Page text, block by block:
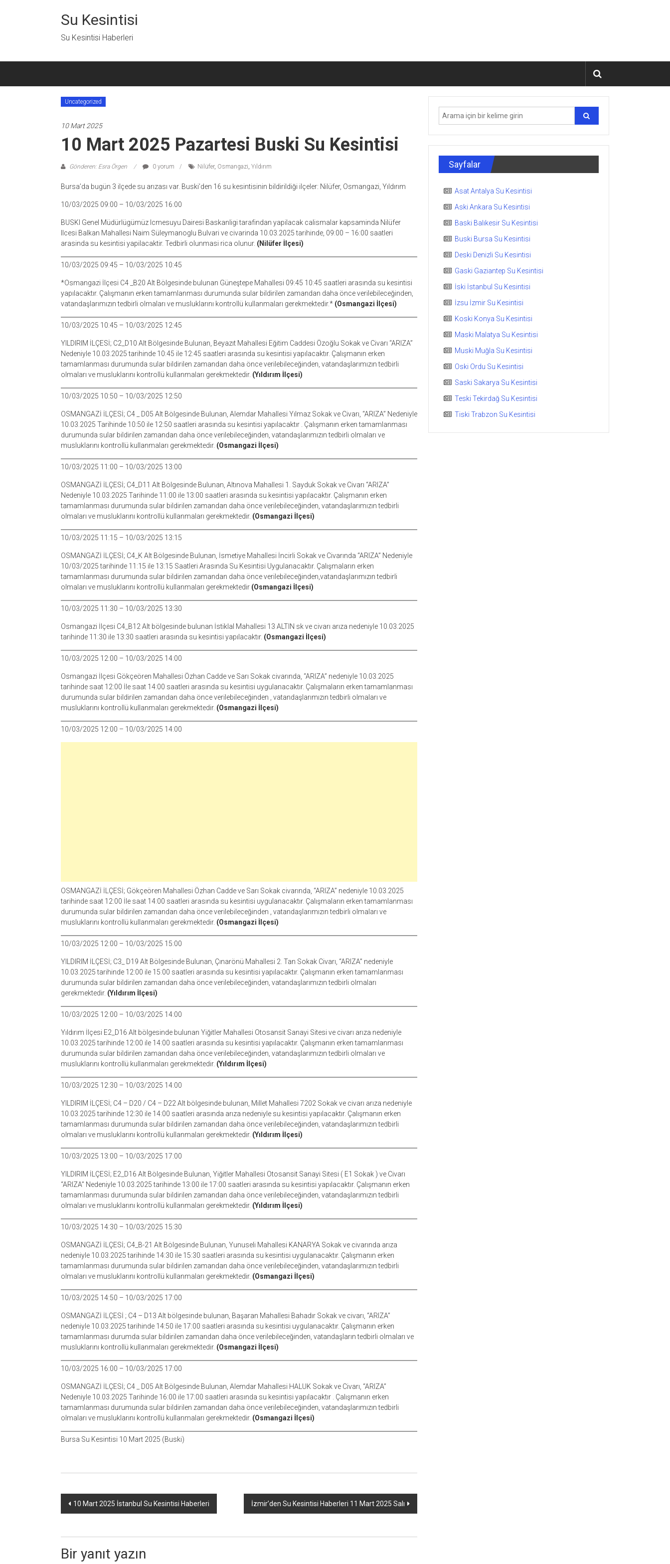
Su Kesintisi
Su Kesintisi Haberleri
Uncategorized
10 Mart 2025
10 Mart 2025 Pazartesi Buski Su Kesintisi
Gönderen: Esra Örgen 0 yorum Nilüfer, Osmangazi, Yıldırım
Bursa’da bugün 3 ilçede su arızası var. Buski’den 16 su kesintisinin bildirildiği ilçeler: Nilüfer, Osmangazi, Yıldırım
10/03/2025 09:00 – 10/03/2025 16:00
BUSKI Genel Müdürlügümüz Icmesuyu Dairesi Baskanligi tarafindan yapilacak calismalar kapsaminda Nilüfer
Ilcesi Balkan Mahallesi Naim Süleymanoglu Bulvari ve civarinda 10.03.2025 tarihinde, 09:00 – 16:00 saatleri
arasinda su kesintisi yapilacaktir. Tedbirli olunmasi rica olunur. (Nilüfer İlçesi)
10/03/2025 09:45 – 10/03/2025 10:45
*Osmangazi İlçesi C4 _B20 Alt Bölgesinde bulunan Güneştepe Mahallesi 09:45 10:45 saatleri arasında su kesintisi
yapılacaktır. Çalışmanın erken tamamlanması durumunda sular bildirilen zamandan daha önce verilebileceğinden,
vatandaşlarımızın tedbirli olmaları ve musluklarını kontrollü kullanmaları gerekmektedir.* (Osmangazi İlçesi)
10/03/2025 10:45 – 10/03/2025 12:45
YILDIRIM İLÇESİ; C2_D10 Alt Bölgesinde Bulunan, Beyazıt Mahallesi Eğitim Caddesi Özoğlu Sokak ve Civarı “ARIZA”
Nedeniyle 10.03.2025 tarihinde 10:45 ile 12:45 saatleri arasında su kesintisi yapılacaktır. Çalışmanın erken
tamamlanması durumunda sular bildirilen zamandan daha önce verilebileceğinden, vatandaşlarımızın tedbirli
olmaları ve musluklarını kontrollü kullanmaları gerekmektedir. (Yıldırım İlçesi)
10/03/2025 10:50 – 10/03/2025 12:50
OSMANGAZİ İLÇESİ; C4 _ D05 Alt Bölgesinde Bulunan, Alemdar Mahallesi Yılmaz Sokak ve Civarı, “ARIZA” Nedeniyle
10.03.2025 Tarihinde 10:50 ile 12:50 saatleri arasında su kesintisi yapılacaktır . Çalışmanın erken tamamlanması
durumunda sular bildirilen zamandan daha önce verilebileceğinden, vatandaşlarımızın tedbirli olmaları ve
musluklarını kontrollü kullanmaları gerekmektedir. (Osmangazi İlçesi)
10/03/2025 11:00 – 10/03/2025 13:00
OSMANGAZİ İLÇESİ; C4_D11 Alt Bölgesinde Bulunan, Altınova Mahallesi 1. Sayduk Sokak ve Civarı “ARIZA”
Nedeniyle 10.03.2025 Tarihinde 11:00 ile 13:00 saatleri arasında su kesintisi yapılacaktır. Çalışmanın erken
tamamlanması durumunda sular bildirilen zamandan daha önce verilebileceğinden, vatandaşlarımızın tedbirli
olmaları ve musluklarını kontrollü kullanmaları gerekmektedir. (Osmangazi İlçesi)
10/03/2025 11:15 – 10/03/2025 13:15
OSMANGAZİ İLÇESİ; C4_K Alt Bölgesinde Bulunan, İsmetiye Mahallesi İncirli Sokak ve Civarında “ARIZA” Nedeniyle
10/03/2025 tarihinde 11:15 ile 13:15 Saatleri Arasında Su Kesintisi Uygulanacaktır. Çalışmaların erken
tamamlanması durumunda sular bildirilen zamandan daha önce verilebileceğinden,vatandaşlarımızın tedbirli
olmaları ve musluklarını kontrollü kullanmaları gerekmektedir (Osmangazi İlçesi)
10/03/2025 11:30 – 10/03/2025 13:30
Osmangazi İlçesi C4_B12 Alt bölgesinde bulunan İstiklal Mahallesi 13 ALTIN sk ve civarı arıza nedeniyle 10.03.2025
tarihinde 11:30 ile 13:30 saatleri arasında su kesintisi yapılacaktır. (Osmangazi İlçesi)
10/03/2025 12:00 – 10/03/2025 14:00
Osmangazi İlçesi Gökçeören Mahallesi Özhan Cadde ve Sarı Sokak civarında, “ARIZA” nedeniyle 10.03.2025
tarihinde saat 12:00 İle saat 14:00 saatleri arasında su kesintisi uygulanacaktır. Çalışmaların erken tamamlanması
durumunda sular bildirilen zamandan daha önce verilebileceğinden , vatandaşlarımızın tedbirli olmaları ve
musluklarını kontrollü kullanmaları gerekmektedir. (Osmangazi İlçesi)
10/03/2025 12:00 – 10/03/2025 14:00
OSMANGAZİ İLÇESİ; Gökçeören Mahallesi Özhan Cadde ve Sarı Sokak civarında, “ARIZA” nedeniyle 10.03.2025
tarihinde saat 12:00 İle saat 14:00 saatleri arasında su kesintisi uygulanacaktır. Çalışmaların erken tamamlanması
durumunda sular bildirilen zamandan daha önce verilebileceğinden , vatandaşlarımızın tedbirli olmaları ve
musluklarını kontrollü kullanmaları gerekmektedir. (Osmangazi İlçesi)
10/03/2025 12:00 – 10/03/2025 15:00
YILDIRIM İLÇESİ; C3_ D19 Alt Bölgesinde Bulunan, Çınarönü Mahallesi 2. Tan Sokak Civarı, “ARIZA” nedeniyle
10.03.2025 tarihinde 12:00 ile 15:00 saatleri arasında su kesintisi yapılacaktır. Çalışmanın erken tamamlanması
durumunda sular bildirilen zamandan daha önce verilebileceğinden, vatandaşlarımızın tedbirli olmaları
gerekmektedir. (Yıldırım İlçesi)
10/03/2025 12:00 – 10/03/2025 14:00
Yıldırım İlçesi E2_D16 Alt bölgesinde bulunan Yiğitler Mahallesi Otosansit Sanayi Sitesi ve civarı arıza nedeniyle
10.03.2025 tarihinde 12:00 ile 14:00 saatleri arasında su kesintisi yapılacaktır. Çalışmanın erken tamamlanması
durumunda sular bildirilen zamandan daha önce verilebileceğinden, vatandaşlarımızın tedbirli olmaları ve
musluklarını kontrollü kullanmaları gerekmektedir. (Yıldırım İlçesi)
10/03/2025 12:30 – 10/03/2025 14:00
YILDIRIM İLÇESİ; C4 – D20 / C4 – D22 Alt bölgesinde bulunan, Millet Mahallesi 7202 Sokak ve civarı arıza nedeniyle
10.03.2025 tarihinde 12:30 ile 14:00 saatleri arasında arıza nedeniyle su kesintisi yapılacaktır. Çalışmanın erken
tamamlanması durumunda sular bildirilen zamandan daha önce verilebileceğinden, vatandaşlarımızın tedbirli
olmaları ve musluklarını kontrollü kullanmaları gerekmektedir. (Yıldırım İlçesi)
10/03/2025 13:00 – 10/03/2025 17:00
YILDIRIM İLÇESİ; E2_D16 Alt Bölgesinde Bulunan, Yiğitler Mahallesi Otosansit Sanayi Sitesi ( E1 Sokak ) ve Civarı
“ARIZA” Nedeniyle 10.03.2025 tarihinde 13:00 ile 17:00 saatleri arasında su kesintisi yapılacaktır. Çalışmanın erken
tamamlanması durumunda sular bildirilen zamandan daha önce verilebileceğinden, vatandaşlarımızın tedbirli
olmaları ve musluklarını kontrollü kullanmaları gerekmektedir. (Yıldırım İlçesi)
10/03/2025 14:30 – 10/03/2025 15:30
OSMANGAZİ İLÇESİ; C4_B-21 Alt Bölgesinde Bulunan, Yunuseli Mahallesi KANARYA Sokak ve civarında arıza
nedeniyle 10.03.2025 tarihinde 14:30 ile 15:30 saatleri arasında su kesintisi uygulanacaktır. Çalışmanın erken
tamamlanması durumunda sular bildirilen zamandan daha önce verilebileceğinden, vatandaşlarımızın tedbirli
olmaları ve musluklarını kontrollü kullanmaları gerekmektedir. (Osmangazi İlçesi)
10/03/2025 14:50 – 10/03/2025 17:00
OSMANGAZİ İLÇESİ ; C4 – D13 Alt bölgesinde bulunan, Başaran Mahallesi Bahadır Sokak ve civarı, “ARIZA”
nedeniyle 10.03.2025 tarihinde 14:50 ile 17:00 saatleri arasında su kesintisi uygulanacaktır. Çalışmanın erken
tamamlanması durumda sular bildirilen zamandan daha önce verilebileceğinden, vatandaşların tedbirli olmaları ve
musluklarını kontrollü kullanmaları gerekmektedir. (Osmangazi İlçesi)
10/03/2025 16:00 – 10/03/2025 17:00
OSMANGAZİ İLÇESİ; C4 _ D05 Alt Bölgesinde Bulunan, Alemdar Mahallesi HALUK Sokak ve Civarı, “ARIZA”
Nedeniyle 10.03.2025 Tarihinde 16:00 ile 17:00 saatleri arasında su kesintisi yapılacaktır . Çalışmanın erken
tamamlanması durumunda sular bildirilen zamandan daha önce verilebileceğinden, vatandaşlarımızın tedbirli
olmaları ve musluklarını kontrollü kullanmaları gerekmektedir. (Osmangazi İlçesi)
Bursa Su Kesintisi 10 Mart 2025 (Buski)
Yazı
10 Mart 2025 İstanbul Su Kesintisi Haberleri İzmir’den Su Kesintisi Haberleri 11 Mart 2025 Salı
Bir yanıt yazın
Sayfalar
Asat Antalya Su Kesintisi
Aski Ankara Su Kesintisi
Baski Balıkesir Su Kesintisi
Buski Bursa Su Kesintisi
Deski Denizli Su Kesintisi
Gaski Gaziantep Su Kesintisi
İski İstanbul Su Kesintisi
İzsu İzmir Su Kesintisi
Koski Konya Su Kesintisi
Maski Malatya Su Kesintisi
Muski Muğla Su Kesintisi
Oski Ordu Su Kesintisi
Saski Sakarya Su Kesintisi
Teski Tekirdağ Su Kesintisi
Tiski Trabzon Su Kesintisi